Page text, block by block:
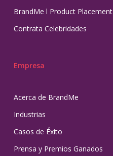
BrandMe l Product Placement
Contrata Celebridades
Empresa
Acerca de BrandMe
Industrias
Casos de Éxito
Prensa y Premios Ganados